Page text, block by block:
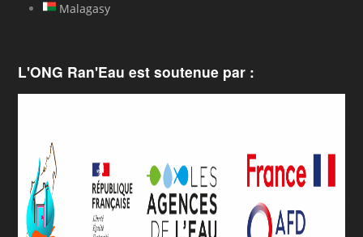
Malagasy
L'ONG Ran'Eau est soutenue par :